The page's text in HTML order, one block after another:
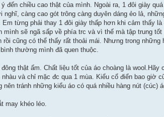
đến chiều cao thật của mình. Ngoài ra, 1 đôi giày
càng cao gót trông càng duyên dáng ẻo lả,
từng phải thay 1 đôi giày thấp hơn khi cảm thấy
sẽ ngã sấp về phía trc và vì thế mà tập trung
cũng có thể thấy rất thoải mái. Nhưng trong
thường mình đã quen thuộc.
thật ấm. Chất liệu tốt của áo choàng là
và chỉ mặc đc qua 1 mùa. Kiểu cổ điển bao
nên tránh những kiểu áo có quá nhiều hàng nút (cúc)
may khéo léo.